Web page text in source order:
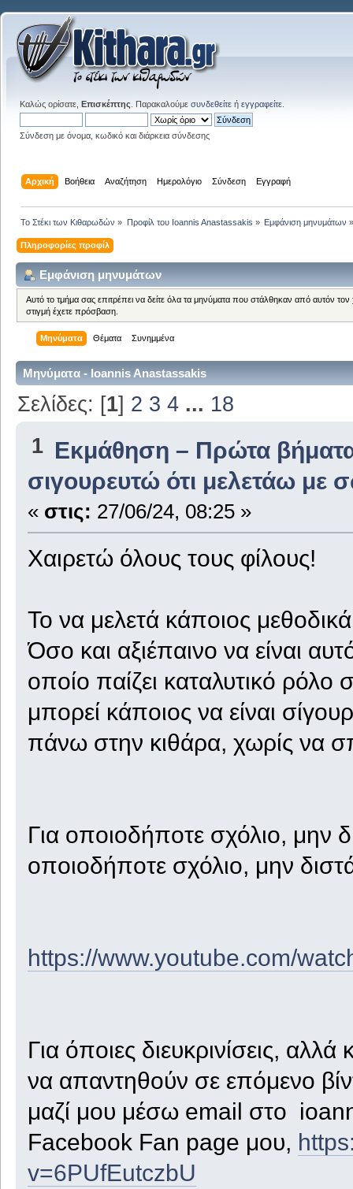
Καλώς ορίσατε, Επισκέπτης . Παρακαλούμε συνδεθείτε ή εγγραφείτε
Σύνδεση με όνομα, κωδικό και διάρκεια σύνδεσης
Αρχική Βοήθεια Αναζήτηση Ημερολόγιο Σύνδεση Εγγραφή
Το Στέκι των Κιθαρωδών » Προφίλ του Ioannis Anastassakis » Εμφάνιση μηνυμάτων »
Πληροφορίες προφίλ
Εμφάνιση μηνυμάτων
Αυτό το τμήμα σας επιτρέπει να δείτε όλα τα μηνύματα που στάλθηκαν από αυτόν
στιγμή έχετε πρόσβαση.
Μηνύματα Θέματα Συνημμένα
Μηνύματα - Ioannis Anastassakis
Σελίδες: [1] 2 3 4 ... 18
1 Εκμάθηση – Πρώτα
σιγουρευτώ ότι μελετάω με
« στις: 27/06/24, 08:25 »
Χαιρετώ όλους τους φίλους!
Το να μελετά κάποιος
Όσο και αξιέπαινο να είναι
οποίο παίζει καταλυτικό
μπορεί κάποιος να είναι
πάνω στην κιθάρα, χωρίς να
Για οποιοδήποτε σχόλιο, μην
οποιοδήποτε σχόλιο, μην
https://www.youtube.com/
Για όποιες διευκρινίσεις, αλλά
να απαντηθούν σε επόμενο
μαζί μου μέσω email στο
Facebook Fan page μου,
v=6PUfEutczbU